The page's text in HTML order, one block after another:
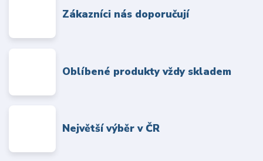
Zákazníci nás doporučují
Oblíbené produkty vždy skladem
Největší výběr v ČR